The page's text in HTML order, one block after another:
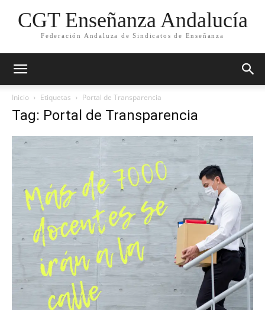
CGT Enseñanza Andalucía
Federación Andaluza de Sindicatos de Enseñanza
Inicio Etiquetas Portal de Transparencia
Tag: Portal de Transparencia